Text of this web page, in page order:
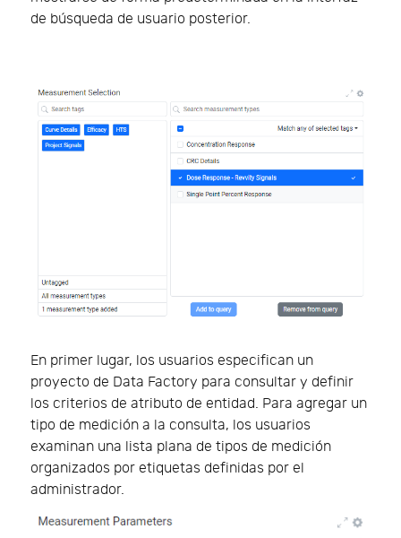
de búsqueda de usuario posterior.
En primer lugar, los usuarios especifican un
proyecto de Data Factory para consultar y definir
los criterios de atributo de entidad. Para agregar un
tipo de medición a la consulta, los usuarios
examinan una lista plana de tipos de medición
organizados por etiquetas definidas por el
administrador.